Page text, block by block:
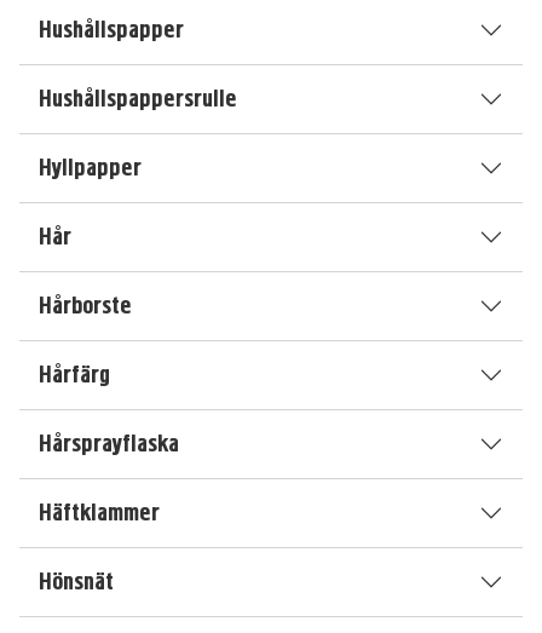
Hushållspapper
Hushållspappersrulle
Hyllpapper
Hår
Hårborste
Hårfärg
Hårsprayflaska
Häftklammer
Hönsnät